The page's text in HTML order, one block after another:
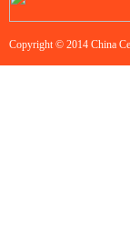
Copyright © 2014 China